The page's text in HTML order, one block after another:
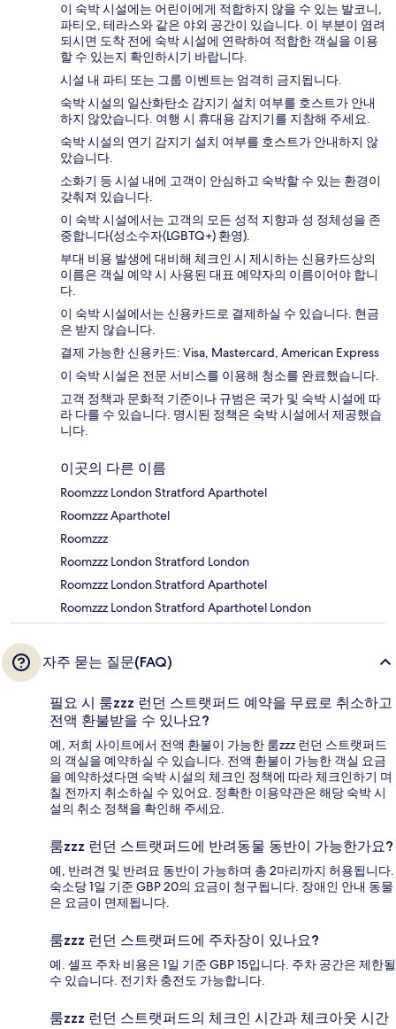
이 숙박 시설에는 어린이에게 적합하지 않을 수 있는 발코니,
파티오, 테라스와 같은 야외 공간이 있습니다. 이 부분이 염려
되시면 도착 전에 숙박 시설에 연락하여 적합한 객실을 이용
할 수 있는지 확인하시기 바랍니다.
시설 내 파티 또는 그룹 이벤트는 엄격히 금지됩니다.
숙박 시설의 일산화탄소 감지기 설치 여부를 호스트가 안내
하지 않았습니다. 여행 시 휴대용 감지기를 지참해 주세요.
숙박 시설의 연기 감지기 설치 여부를 호스트가 안내하지 않
았습니다.
소화기 등 시설 내에 고객이 안심하고 숙박할 수 있는 환경이
갖춰져 있습니다.
이 숙박 시설에서는 고객의 모든 성적 지향과 성 정체성을 존
중합니다(성소수자(LGBTQ+) 환영).
부대 비용 발생에 대비해 체크인 시 제시하는 신용카드상의
이름은 객실 예약 시 사용된 대표 예약자의 이름이어야 합니
다.
이 숙박 시설에서는 신용카드로 결제하실 수 있습니다. 현금
은 받지 않습니다.
결제 가능한 신용카드: Visa, Mastercard, American Express
이 숙박 시설은 전문 서비스를 이용해 청소를 완료했습니다.
고객 정책과 문화적 기준이나 규범은 국가 및 숙박 시설에 따
라 다를 수 있습니다. 명시된 정책은 숙박 시설에서 제공했습
니다.
이곳의 다른 이름
Roomzzz London Stratford Aparthotel
Roomzzz Aparthotel
Roomzzz
Roomzzz London Stratford London
Roomzzz London Stratford Aparthotel
Roomzzz London Stratford Aparthotel London
자주 묻는 질문(FAQ)
필요 시 룸zzz 런던 스트랫퍼드 예약을 무료로 취소하고
전액 환불받을 수 있나요?
예, 저희 사이트에서 전액 환불이 가능한 룸zzz 런던 스트랫퍼드
의 객실을 예약하실 수 있습니다. 전액 환불이 가능한 객실 요금
을 예약하셨다면 숙박 시설의 체크인 정책에 따라 체크인하기 며
칠 전까지 취소하실 수 있어요. 정확한 이용약관은 해당 숙박 시
설의 취소 정책을 확인해 주세요.
룸zzz 런던 스트랫퍼드에 반려동물 동반이 가능한가요?
예, 반려견 및 반려묘 동반이 가능하며 총 2마리까지 허용됩니다.
숙소당 1일 기준 GBP 20의 요금이 청구됩니다. 장애인 안내 동물
은 요금이 면제됩니다.
룸zzz 런던 스트랫퍼드에 주차장이 있나요?
예. 셀프 주차 비용은 1일 기준 GBP 15입니다. 주차 공간은 제한될
수 있습니다. 전기차 충전도 가능합니다.
룸zzz 런던 스트랫퍼드의 체크인 시간과 체크아웃 시간